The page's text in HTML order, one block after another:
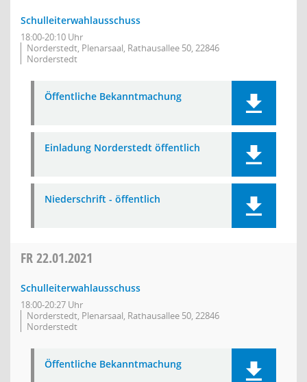
Schulleiterwahlausschuss
18:00-20:10 Uhr
Norderstedt, Plenarsaal, Rathausallee 50, 22846
Norderstedt
Öffentliche Bekanntmachung
Einladung Norderstedt öffentlich
Niederschrift - öffentlich
FR22.01.2021
Schulleiterwahlausschuss
18:00-20:27 Uhr
Norderstedt, Plenarsaal, Rathausallee 50, 22846
Norderstedt
Öffentliche Bekanntmachung